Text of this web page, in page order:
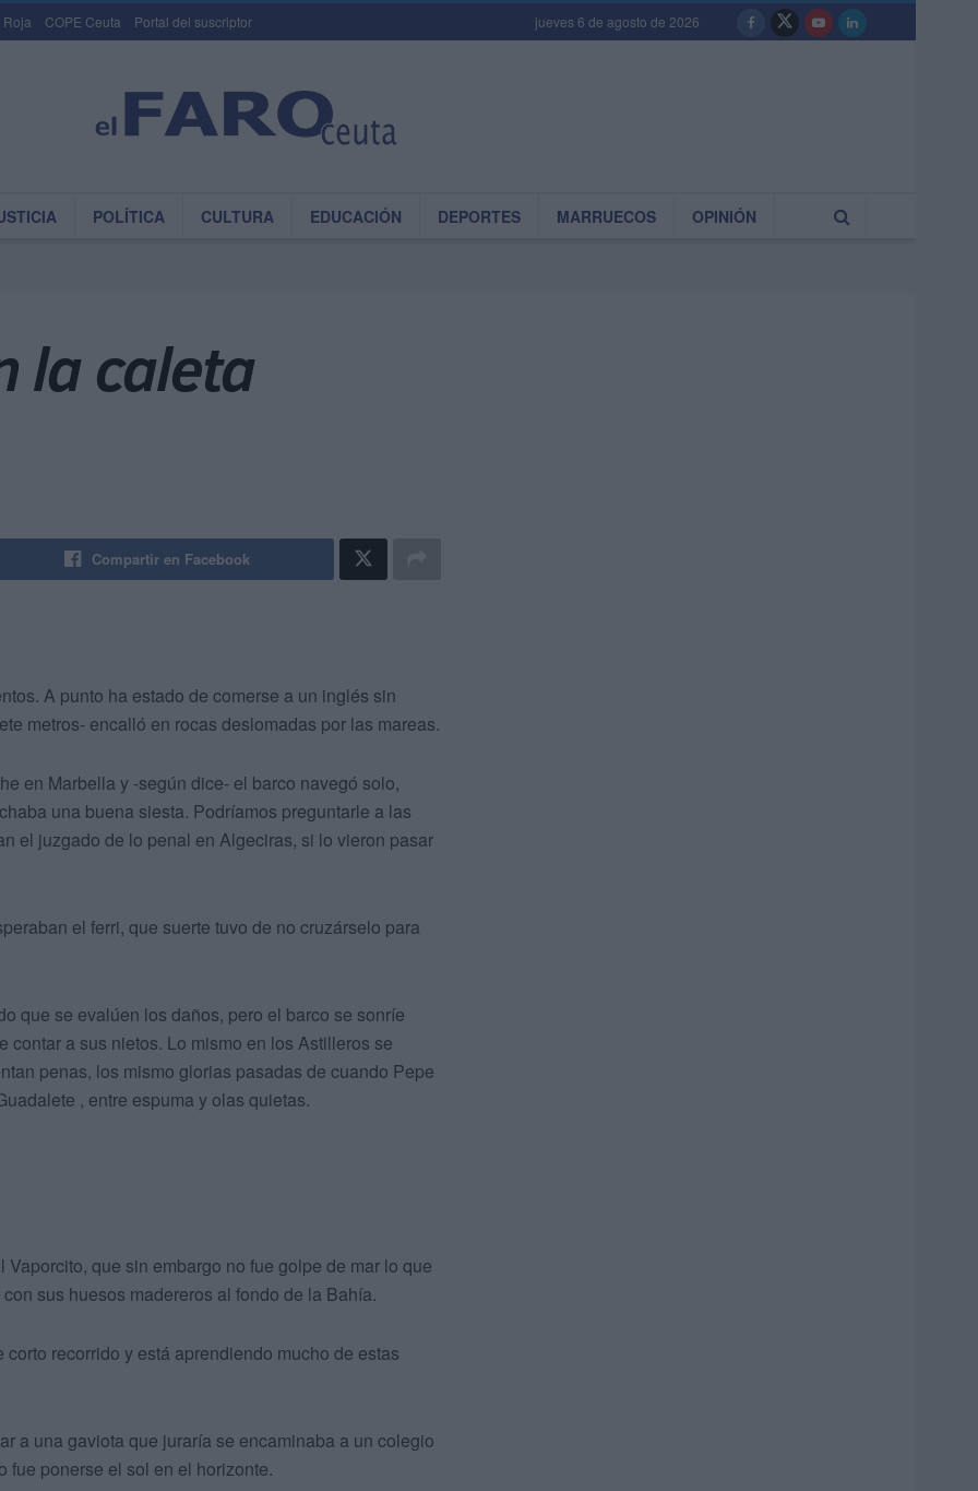
Roja COPE Ceuta Portal del suscriptor jueves 6 de agosto de 2026
POLÍTICA CULTURA EDUCACIÓN DEPORTES MARRUECOS OPINIÓN
la caleta
Compartir en Facebook
A punto ha estado de comerse a un inglés sin
metros- encalló en rocas deslomadas por las mareas.
en Marbella y -según dice- el barco navegó solo,
una buena siesta. Podríamos preguntarle a las
el juzgado de lo penal en Algeciras, si lo vieron pasar
el ferri, que suerte tuvo de no cruzárselo para
que se evalúen los daños, pero el barco se sonríe
a sus nietos. Lo mismo en los Astilleros se
penas, los mismo glorias pasadas de cuando Pepe
, entre espuma y olas quietas.
que sin embargo no fue golpe de mar lo que
sus huesos madereros al fondo de la Bahía.
recorrido y está aprendiendo mucho de estas
a una gaviota que juraría se encaminaba a un colegio
fue ponerse el sol en el horizonte.